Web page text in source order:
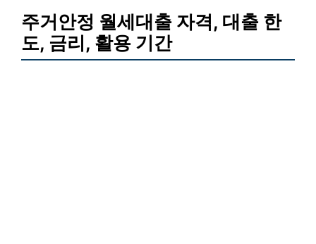
주거안정 월세대출 자격, 대출 한
도, 금리, 활용 기간